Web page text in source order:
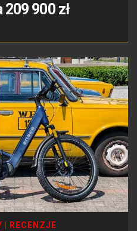
900 zł
RECENZJE